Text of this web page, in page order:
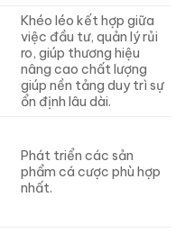
Khéo léo kết hợp giữa
việc đầu tư, quản lý rủi
ro, giúp thương hiệu
nâng cao chất lượng
giúp nền tảng duy trì sự
ổn định lâu dài.
Phát triển các sản
phẩm cá cược phù hợp
nhất.